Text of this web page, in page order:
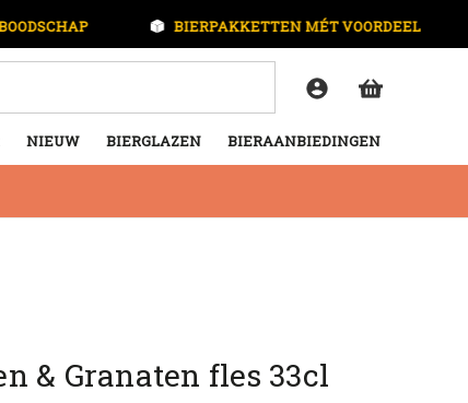
BIERPAKKETTEN MÉT VOORDEEL
NIEUW BIERGLAZEN BIERAANBIEDINGEN
& Granaten fles 33cl